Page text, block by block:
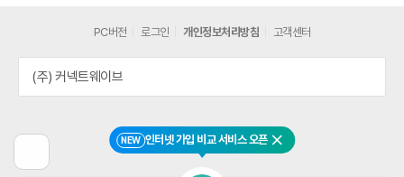
전
NEW 인터넷 가입 비교 서비스 오픈 닫기
PC버전 로그인 개인정보처리방침 고객센터
(주) 커넥트웨이브